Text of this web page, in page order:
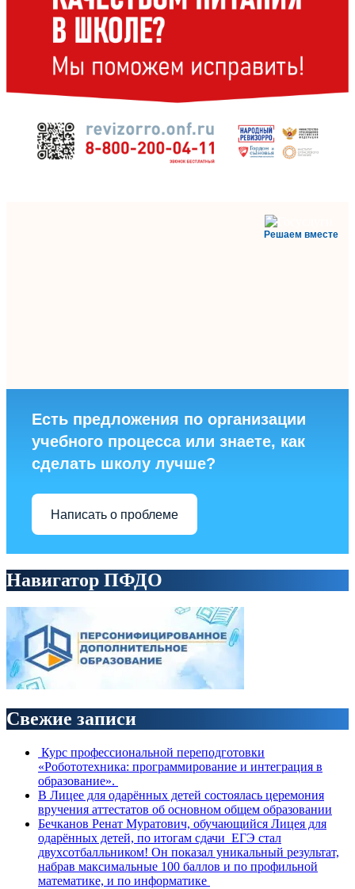
Решаем вместе
Есть предложения по организации
учебного процесса или знаете, как
сделать школу лучше?
Написать о проблеме
Навигатор ПФДО
Свежие записи
Курс профессиональной переподготовки
«Робототехника: программирование и интеграция в
образование».
В Лицее для одарённых детей состоялась церемония
вручения аттестатов об основном общем образовании
Бечканов Ренат Муратович, обучающийся Лицея для
одарённых детей, по итогам сдачи ЕГЭ стал
двухсотбалльником! Он показал уникальный результат,
набрав максимальные 100 баллов и по профильной
математике, и по информатике